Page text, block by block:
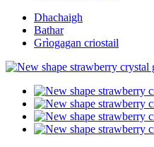
Dhachaigh
Bathar
Grìogagan criostail